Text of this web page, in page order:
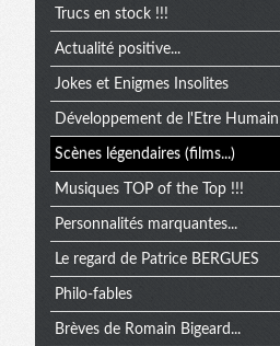
Trucs en stock !!!
Actualité positive...
Jokes et Enigmes Insolites
Développement de l'Etre Humain
Scènes légendaires (films...)
Musiques TOP of the Top !!!
Personnalités marquantes...
Le regard de Patrice BERGUES
Philo-fables
Brèves de Romain Bigeard...